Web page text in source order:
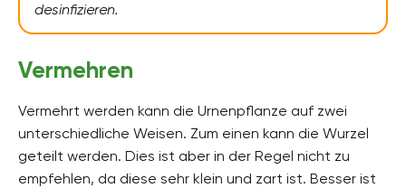
desinfizieren.
Vermehren
Vermehrt werden kann die Urnenpflanze auf zwei
unterschiedliche Weisen. Zum einen kann die Wurzel
geteilt werden. Dies ist aber in der Regel nicht zu
empfehlen, da diese sehr klein und zart ist. Besser ist